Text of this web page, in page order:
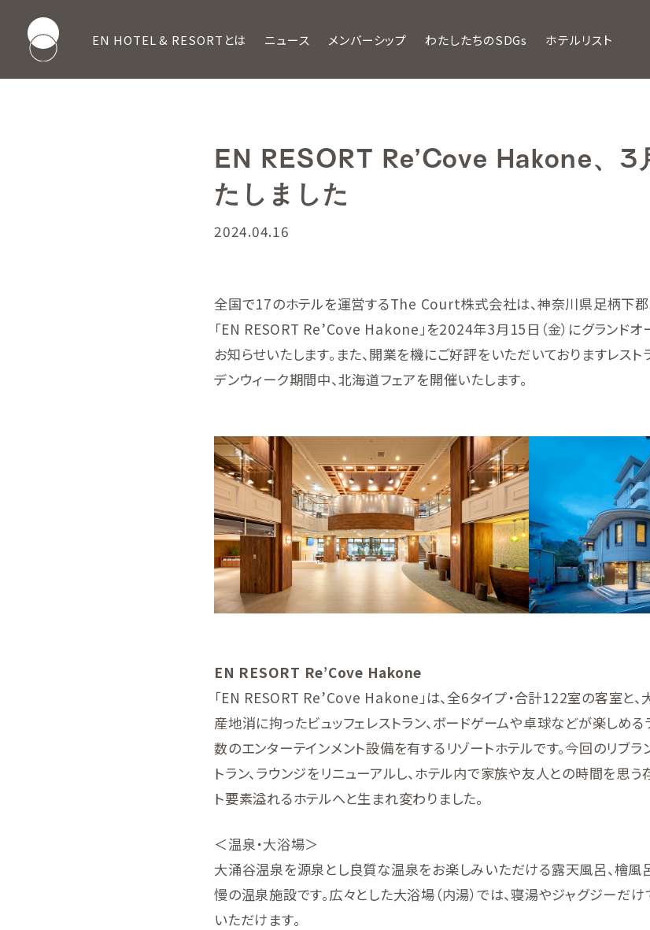
EN HOTEL & RESORTとは ニュース メンバーシップ わたしたちのSDGs ホテルリスト
EN RESORT Re’Cove Hakone、3
たしました
2024.04.16
全国で17のホテルを運営するThe Court株式会社は、神奈川県足柄下
「EN RESORT Re’Cove Hakone」を2024年3月15日（金）にグランドオ
お知らせいたします。また、開業を機にご好評をいただいておりますレスト
デンウィーク期間中、北海道フェアを開催いたします。
EN RESORT Re’Cove Hakone
「EN RESORT Re’Cove Hakone」は、全6タイプ・合計122室の客室と
産地消に拘ったビュッフェレストラン、ボードゲームや卓球などが楽しめ
数のエンターテインメント設備を有するリゾートホテルです。今回のリブラ
トラン、ラウンジをリニューアルし、ホテル内で家族や友人との時間を思
ト要素溢れるホテルへと生まれ変わりました。
＜温泉・大浴場＞
大涌谷温泉を源泉とし良質な温泉をお楽しみいただける露天風呂、檜風
慢の温泉施設です。広々とした大浴場（内湯）では、寝湯やジャグジーだけ
いただけます。